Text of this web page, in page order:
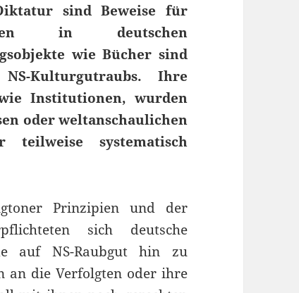
sind Beweise für
in deutschen
wie Bücher sind
Kulturgutraubs. Ihre
Institutionen, wurden
oder weltanschaulichen
systematisch
Prinzipien und der
sich deutsche
auf NS-Raubgut hin zu
an die Verfolgten oder ihre